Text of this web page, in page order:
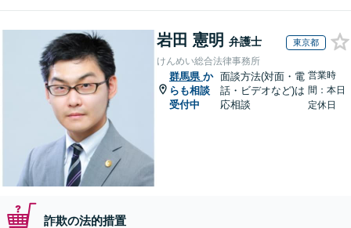
岩田 憲明 弁護士 東京都
けんめい総合法律事務所
群馬県 か
らも相談
受付中
面談方法(対面・電
話・ビデオなど)は
応相談
営業時
間：本日
定休日
詐欺の法的措置